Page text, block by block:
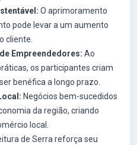
O aprimoramento
pode levar a um aumento
cliente.
Empreendedores: Ao
os participantes criam
benéfica a longo prazo.
Negócios bem-sucedidos
da região, criando
local.
de Serra reforça seu